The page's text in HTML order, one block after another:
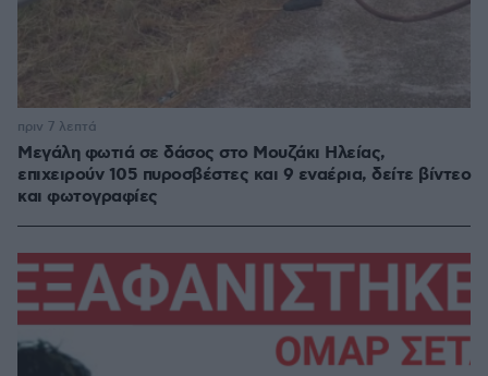
Μεγάλη φωτιά σε δάσος στο Μουζάκι Ηλείας,
επιχειρούν 105 πυροσβέστες και 9 εναέρια, δείτε βίντεο
και φωτογραφίες
πριν 7 λεπτά